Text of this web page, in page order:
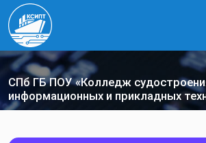
СПб ГБ ПОУ «Колледж
информационных и прикладных